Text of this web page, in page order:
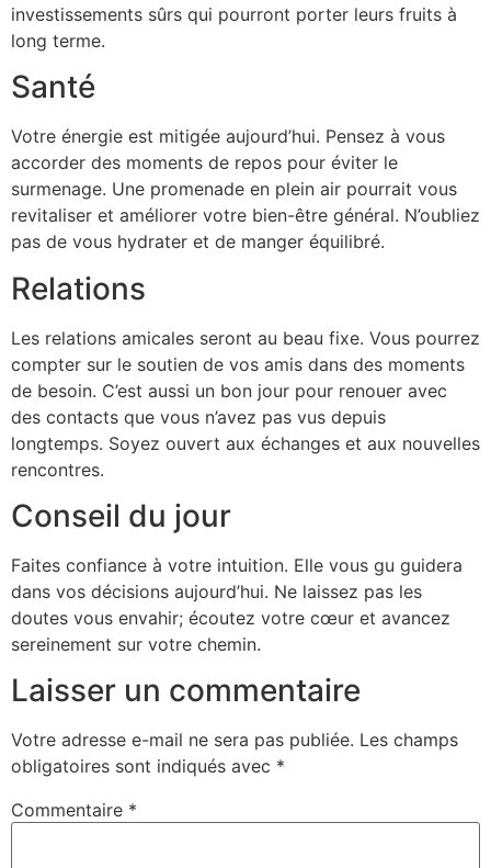
investissements sûrs qui pourront porter leurs fruits à
long terme.
Santé
Votre énergie est mitigée aujourd’hui. Pensez à vous
accorder des moments de repos pour éviter le
surmenage. Une promenade en plein air pourrait vous
revitaliser et améliorer votre bien-être général. N’oubliez
pas de vous hydrater et de manger équilibré.
Relations
Les relations amicales seront au beau fixe. Vous pourrez
compter sur le soutien de vos amis dans des moments
de besoin. C’est aussi un bon jour pour renouer avec
des contacts que vous n’avez pas vus depuis
longtemps. Soyez ouvert aux échanges et aux nouvelles
rencontres.
Conseil du jour
Faites confiance à votre intuition. Elle vous gu guidera
dans vos décisions aujourd’hui. Ne laissez pas les
doutes vous envahir; écoutez votre cœur et avancez
sereinement sur votre chemin.
Laisser un commentaire
Votre adresse e-mail ne sera pas publiée. Les champs
obligatoires sont indiqués avec *
Commentaire *